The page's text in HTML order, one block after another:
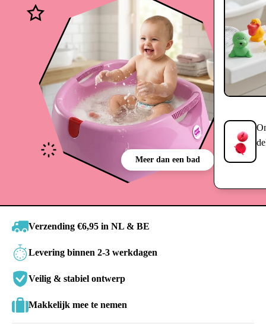
Meer dan een bad
Verzending €6,95 in NL & BE
Levering binnen 2-3 werkdagen
Veilig & stabiel ontwerp
Makkelijk mee te nemen